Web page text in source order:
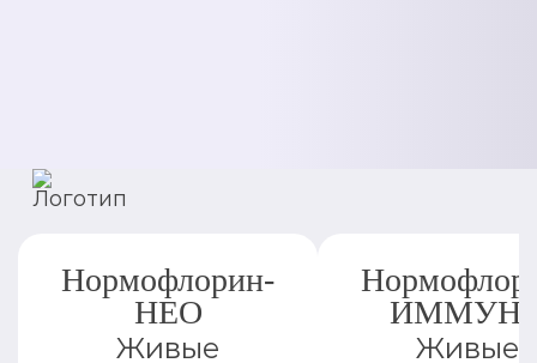
Нормофлорин-
НЕО
Живые
Живые